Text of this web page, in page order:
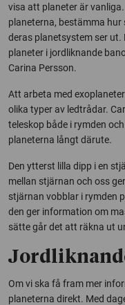
visa att planeter är
planeterna, bestämma hur
deras planetsystem ser
planeter i jordliknande
Carina Persson.
Att arbeta med
olika typer av ledtrådar.
teleskop både i rymden
planeterna långt därute.
Den ytterst lilla dipp i en
mellan stjärnan och oss
stjärnan vobblar i rymden
den ger information om
sätte går det att räkna ut
Om vi ska få fram mer
planeterna direkt. Med